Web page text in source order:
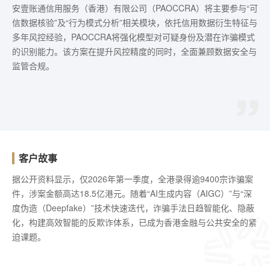
安壹账通信用服务（香港）有限公司（PAOCCRA）将主要参与“可
信数据核验”及“行为模式分析”相关模块，依托信用数据衍生特征与
多年风控经验，PAOCCRA将强化模型对可疑身份及潜在诈骗模式
的识别能力。该方案在提升风控精度的同时，全面兼顾数据安全与
监管合规。
客户故事
据公开资料显示，仅2026年第一季度，全港录得逾9400宗诈骗案
件，涉案金额高达18.5亿港元。随着“AI生成内容（AIGC）”与“深
度伪造（Deepfake）”技术快速迭代，诈骗手法日趋智能化、隐蔽
化，构建高效智能的反欺诈体系，已成为香港金融与公共安全的紧
迫课题。